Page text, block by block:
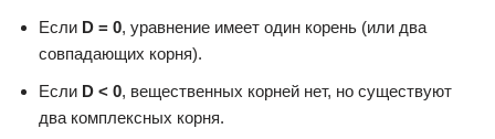
Если D = 0, уравнение имеет один корень (или два
совпадающих корня).
Если D < 0, вещественных корней нет, но существуют
два комплексных корня.